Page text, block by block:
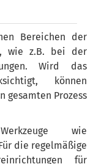
Bereichen der
wie z.B. bei der
Wird das
können
gesamten Prozess
wie
die regelmäßige
für